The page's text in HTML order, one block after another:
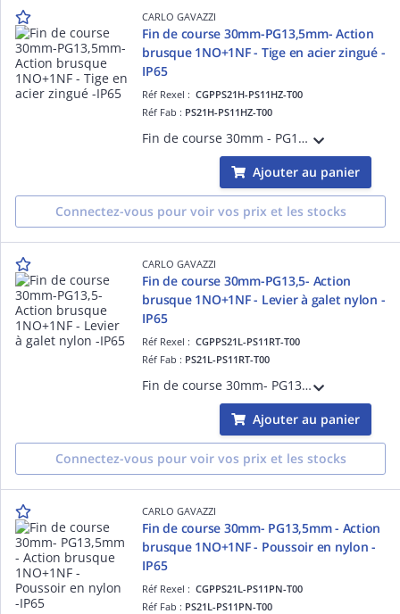
CARLO GAVAZZI
Fin de course 30mm-PG13,5mm- Action
brusque 1NO+1NF - Tige en acier zingué -
IP65
Réf Rexel :CGPPS21H-PS11HZ-T00
Réf Fab : PS21H-PS11HZ-T00
Fin de course 30mm - PG13,5 - Action brusque 1NO+1NF - Tige en acier zingué - Corps et tête en thermoplastique - IP65
Ajouter au panier
Connectez-vous pour voir vos prix et les stocks
CARLO GAVAZZI
Fin de course 30mm-PG13,5- Action
brusque 1NO+1NF - Levier à galet nylon -
IP65
Réf Rexel :CGPPS21L-PS11RT-T00
Réf Fab : PS21L-PS11RT-T00
Fin de course 30mm- PG13,5 - Action brusque 1NO+1NF - Levier à galet nylon - Corps et tête en thermoplastique - IP65
Ajouter au panier
Connectez-vous pour voir vos prix et les stocks
CARLO GAVAZZI
Fin de course 30mm- PG13,5mm - Action
brusque 1NO+1NF - Poussoir en nylon -
IP65
Réf Rexel :CGPPS21L-PS11PN-T00
Réf Fab : PS21L-PS11PN-T00